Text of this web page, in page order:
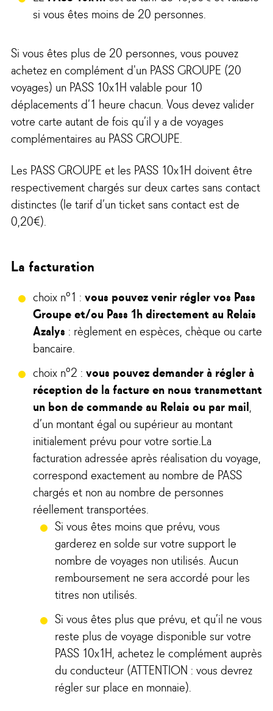
si vous êtes moins de 20 personnes.
Si vous êtes plus de 20 personnes, vous pouvez
achetez en complément d'un PASS GROUPE (20
voyages) un PASS 10x1H valable pour 10
déplacements d’1 heure chacun. Vous devez valider
votre carte autant de fois qu’il y a de voyages
complémentaires au PASS GROUPE.
Les PASS GROUPE et les PASS 10x1H doivent être
respectivement chargés sur deux cartes sans contact
distinctes (le tarif d’un ticket sans contact est de
0,20€).
La facturation
choix n°1 : vous pouvez venir régler vos Pass
Groupe et/ou Pass 1h directement au Relais
Azalys : règlement en espèces, chèque ou carte
bancaire.
choix n°2 : vous pouvez demander à régler à
réception de la facture en nous transmettant
un bon de commande au Relais ou par mail,
d’un montant égal ou supérieur au montant
initialement prévu pour votre sortie.La
facturation adressée après réalisation du voyage,
correspond exactement au nombre de PASS
chargés et non au nombre de personnes
réellement transportées.
Si vous êtes moins que prévu, vous
garderez en solde sur votre support le
nombre de voyages non utilisés. Aucun
remboursement ne sera accordé pour les
titres non utilisés.
Si vous êtes plus que prévu, et qu’il ne vous
reste plus de voyage disponible sur votre
PASS 10x1H, achetez le complément auprès
du conducteur (ATTENTION : vous devrez
régler sur place en monnaie).